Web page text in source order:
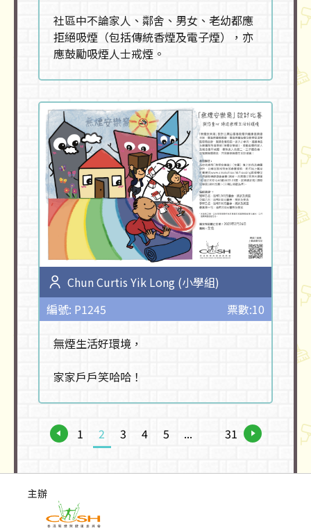
社區中不論家人、鄰舍、男女、老幼都應
拒絕吸煙（包括傳統香煙及電子煙），亦
應鼓勵吸煙人士戒煙。
Chun Curtis Yik Long (小學組)
編號: P1245
票數:10
無煙生活好環境，
家家戶戶笑哈哈！
1 2 3 4 5 ... 31
主辦